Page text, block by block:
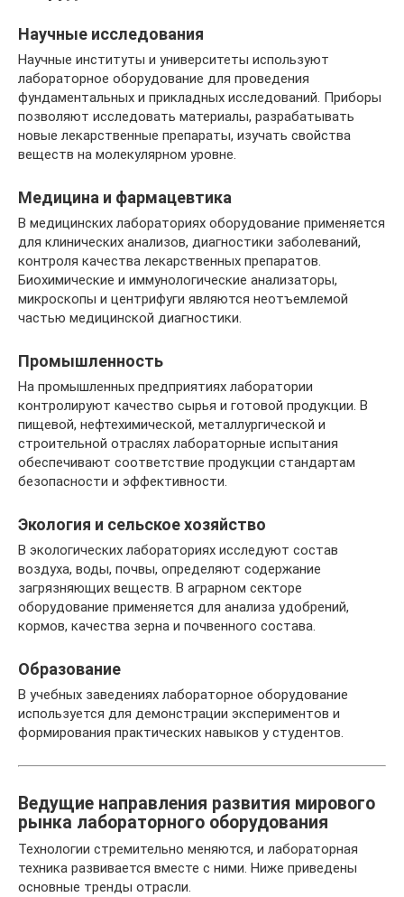
Научные исследования
Научные институты и университеты используют
лабораторное оборудование для проведения
фундаментальных и прикладных исследований. Приборы
позволяют исследовать материалы, разрабатывать
новые лекарственные препараты, изучать свойства
веществ на молекулярном уровне.
Медицина и фармацевтика
В медицинских лабораториях оборудование применяется
для клинических анализов, диагностики заболеваний,
контроля качества лекарственных препаратов.
Биохимические и иммунологические анализаторы,
микроскопы и центрифуги являются неотъемлемой
частью медицинской диагностики.
Промышленность
На промышленных предприятиях лаборатории
контролируют качество сырья и готовой продукции. В
пищевой, нефтехимической, металлургической и
строительной отраслях лабораторные испытания
обеспечивают соответствие продукции стандартам
безопасности и эффективности.
Экология и сельское хозяйство
В экологических лабораториях исследуют состав
воздуха, воды, почвы, определяют содержание
загрязняющих веществ. В аграрном секторе
оборудование применяется для анализа удобрений,
кормов, качества зерна и почвенного состава.
Образование
В учебных заведениях лабораторное оборудование
используется для демонстрации экспериментов и
формирования практических навыков у студентов.
Ведущие направления развития мирового
рынка лабораторного оборудования
Технологии стремительно меняются, и лабораторная
техника развивается вместе с ними. Ниже приведены
основные тренды отрасли.